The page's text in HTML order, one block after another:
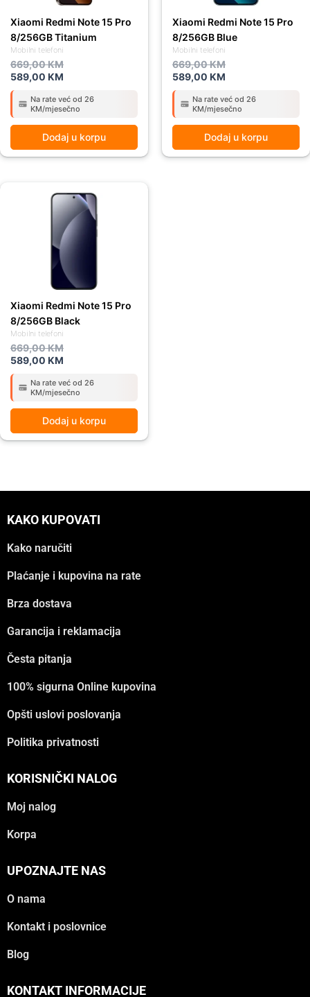
Mobilni telefoni
Xiaomi Redmi Note 15 Pro
8/256GB Titanium
669,00KM
589,00 KM
Na rate već od 26
KM/mjesečno
Dodaj u korpu
Mobilni telefoni
Xiaomi Redmi Note 15 Pro
8/256GB Blue
669,00KM
589,00 KM
Na rate već od 26
KM/mjesečno
Dodaj u korpu
Mobilni telefoni
Xiaomi Redmi Note 15 Pro
8/256GB Black
669,00KM
589,00 KM
Na rate već od 26
KM/mjesečno
Dodaj u korpu
KAKO KUPOVATI
Kako naručiti
Plaćanje i kupovina na rate
Brza dostava
Garancija i reklamacija
Česta pitanja
100% sigurna Online kupovina
Opšti uslovi poslovanja
Politika privatnosti
KORISNIČKI NALOG
Moj nalog
Korpa
UPOZNAJTE NAS
O nama
Kontakt i poslovnice
Blog
KONTAKT INFORMACIJE